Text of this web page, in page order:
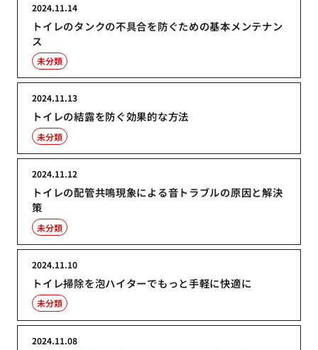
トイレのタンクの不具合を防ぐための基本メンテナン
ス
2024.11.14
未分類
トイレの結露を防ぐ効果的な方法
2024.11.13
未分類
トイレの配管共鳴現象による音トラブルの原因と解決
策
2024.11.12
未分類
トイレ掃除を泡ハイターでもっと手軽に快適に
2024.11.10
未分類
2024.11.08